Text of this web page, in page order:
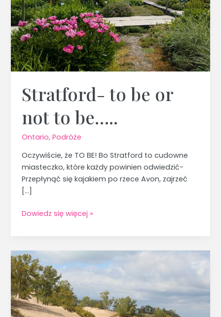
Stratford- to be or
not to be…..
Ontario,Podróże
Oczywiście, że TO BE! Bo Stratford to cudowne
miasteczko, które każdy powinien odwiedzić-
Przepłynąć się kajakiem po rzece Avon, zajrzeć
[…]
Dowiedz się więcej »
Sandbanks-
weekend
na
wydmach.